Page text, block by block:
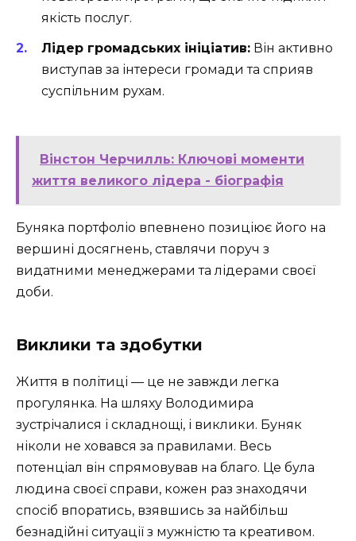
якість послуг.
Лідер громадських ініціатив: Він активно
виступав за інтереси громади та сприяв
суспільним рухам.
Вінстон Черчилль: Ключові моменти
життя великого лідера - біографія
Буняка портфоліо впевнено позиціює його на
вершині досягнень, ставлячи поруч з
видатними менеджерами та лідерами своєї
доби.
Виклики та здобутки
Життя в політиці — це не завжди легка
прогулянка. На шляху Володимира
зустрічалися і складнощі, і виклики. Буняк
ніколи не ховався за правилами. Весь
потенціал він спрямовував на благо. Це була
людина своєї справи, кожен раз знаходячи
спосіб впоратись, взявшись за найбільш
безнадійні ситуації з мужністю та креативом.